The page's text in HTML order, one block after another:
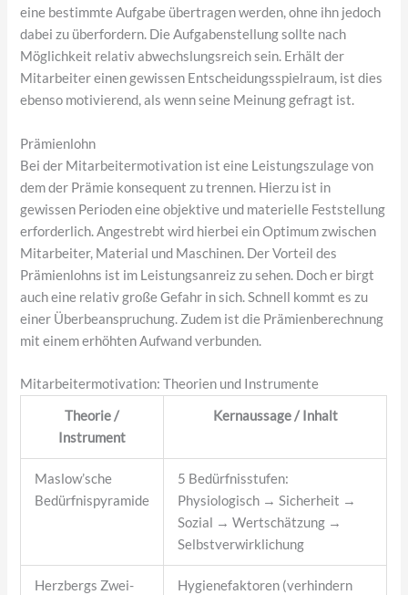
eine bestimmte Aufgabe übertragen werden, ohne ihn jedoch
dabei zu überfordern. Die Aufgabenstellung sollte nach
Möglichkeit relativ abwechslungsreich sein. Erhält der
Mitarbeiter einen gewissen Entscheidungsspielraum, ist dies
ebenso motivierend, als wenn seine Meinung gefragt ist.
Prämienlohn
Bei der Mitarbeitermotivation ist eine Leistungszulage von
dem der Prämie konsequent zu trennen. Hierzu ist in
gewissen Perioden eine objektive und materielle Feststellung
erforderlich. Angestrebt wird hierbei ein Optimum zwischen
Mitarbeiter, Material und Maschinen. Der Vorteil des
Prämienlohns ist im Leistungsanreiz zu sehen. Doch er birgt
auch eine relativ große Gefahr in sich. Schnell kommt es zu
einer Überbeanspruchung. Zudem ist die Prämienberechnung
mit einem erhöhten Aufwand verbunden.
Mitarbeitermotivation: Theorien und Instrumente
Theorie /
Instrument
Kernaussage / Inhalt
Maslow’sche
Bedürfnispyramide
5 Bedürfnisstufen:
Physiologisch → Sicherheit →
Sozial → Wertschätzung →
Selbstverwirklichung
Herzbergs Zwei-
Hygienefaktoren (verhindern